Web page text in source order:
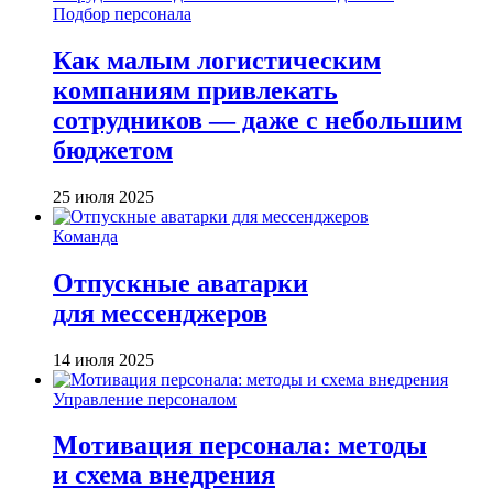
Подбор персонала
Как малым логистическим
компаниям привлекать
сотрудников — даже с небольшим
бюджетом
25 июля 2025
Команда
Отпускные аватарки
для мессенджеров
14 июля 2025
Управление персоналом
Мотивация персонала: методы
и схема внедрения